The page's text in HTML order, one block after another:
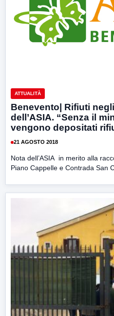
ATTUALITÀ
Benevento| Rifiuti
dell’ASIA. “Senza il
vengono depositati
21 AGOSTO 2018
Nota dell’ASIA in merito alla
Piano Cappelle e Contrada San